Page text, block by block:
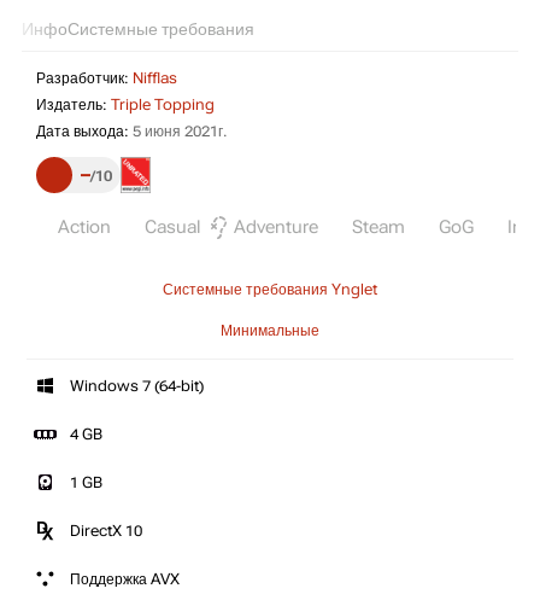
ИнфоСистемные требования
Разработчик: Nifflas
Издатель: Triple Topping
Дата выхода: 5 июня 2021г.
– 10
Action Casual Adventure Steam GoG
Системные требования Ynglet
Минимальные
Windows 7 (64-bit)
4 GB
1 GB
DirectX 10
Поддержка AVX